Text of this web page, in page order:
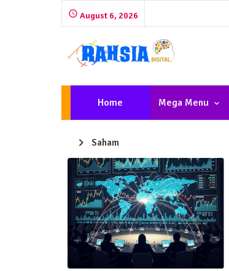
August 6, 2026
Home Mega Menu
Saham